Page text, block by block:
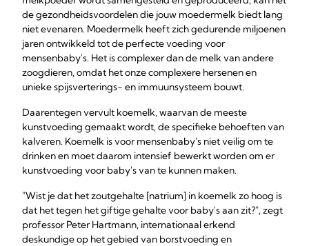
de gezondheidsvoordelen die jouw moedermelk biedt lang
niet evenaren. Moedermelk heeft zich gedurende miljoenen
jaren ontwikkeld tot de perfecte voeding voor
mensenbaby's. Het is complexer dan de melk van andere
zoogdieren, omdat het onze complexere hersenen en
unieke spijsverterings- en immuunsysteem bouwt.
Daarentegen vervult koemelk, waarvan de meeste
kunstvoeding gemaakt wordt, de specifieke behoeften van
kalveren. Koemelk is voor mensenbaby's niet veilig om te
drinken en moet daarom intensief bewerkt worden om er
kunstvoeding voor baby's van te kunnen maken.
"Wist je dat het zoutgehalte [natrium] in koemelk zo hoog is
dat het tegen het giftige gehalte voor baby's aan zit?", zegt
professor Peter Hartmann, internationaal erkend
deskundige op het gebied van borstvoeding en